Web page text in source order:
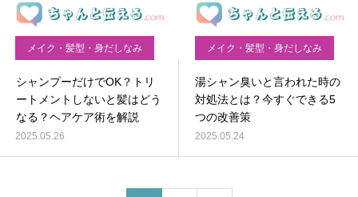
メイク・髪型・身だしなみ
シャンプーだけでOK？トリ
ートメントしないと髪はどう
なる？ヘアケア術を解説
2025.05.26
メイク・髪型・身だしなみ
湯シャン臭いと言われた時の
対処法とは？今すぐできる5
つの改善策
2025.05.24